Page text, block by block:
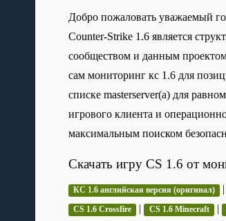
Добро пожаловать уважаемый
Сounter-Strike 1.6 является
сообществом и данным проектом
сам мониторинг кс 1.6 для
списке masterserver(а) для
игрового клиента и
максимальным поиском
Скачать игру CS 1.6 от
КС 1.6 английская версия (оригинал)
CS 1.6 Crossfire | CS 1.6 Minecraft |